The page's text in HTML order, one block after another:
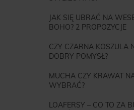
JAK SIĘ UBRAĆ NA
BOHO? 2 PROPOZYCJE
CZY CZARNA KOSZULA
DOBRY POMYSŁ?
MUCHA CZY KRAWAT
WYBRAĆ?
LOAFERSY – CO TO ZA